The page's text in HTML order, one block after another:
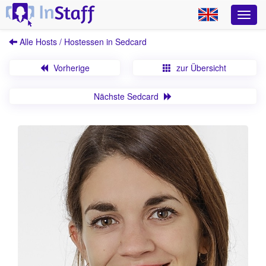
Alle Hosts / Hostessen in Sedcard
Vorherige zur Übersicht
Nächste Sedcard